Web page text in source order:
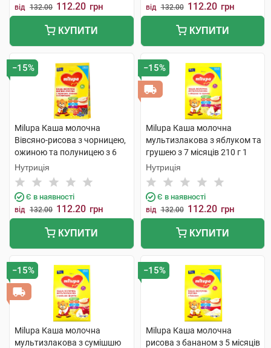
від 132.00 112.20 грн
КУПИТИ
від 132.00 112.20 грн
КУПИТИ
−15%
Milupa Каша молочна
Вівсяно-рисова з чорницею,
ожиною та полуницею з 6
місяців 210 г 1 пакет
Нутриція
Є в наявності
від 132.00 112.20 грн
КУПИТИ
−15%
Milupa Каша молочна
мультизлакова з яблуком та
грушею з 7 місяців 210 г 1
пакет
Нутриція
Є в наявності
від 132.00 112.20 грн
КУПИТИ
−15%
Milupa Каша молочна
мультизлакова з сумішшю
−15%
Milupa Каша молочна
рисова з бананом з 5 місяців